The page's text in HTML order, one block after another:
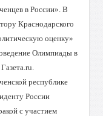
в России». В
Краснодарского
оценку»
Олимпиады в
республике
России
с участием